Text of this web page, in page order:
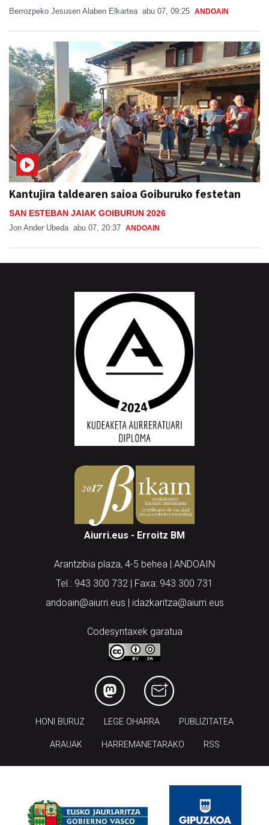
Berrozpeko Jesusen Alaben Elkartea abu 07, 09:25 ANDOAIN
Kantujira taldearen saioa Goiburuko festetan
SAN ESTEBAN JAIAK GOIBURUN 2026
Jon Ander Ubeda abu 07, 20:37 ANDOAIN
Aiurri.eus - Erroitz BM
Arantzibia plaza, 4-5 behea | ANDOAIN
Tel.: 943 300 732 | Faxa: 943 300 731
andoain@aiurri.eus | idazkaritza@aiurri.eus
Codesyntaxek garatua
HONI BURUZ LEGE OHARRA PUBLIZITATEA
ARAUAK HARREMANETARAKO RSS